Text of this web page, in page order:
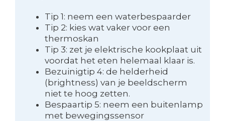
Tip 1: neem een waterbespaarder
Tip 2: kies wat vaker voor een
thermoskan
Tip 3: zet je elektrische kookplaat uit
voordat het eten helemaal klaar is.
Bezuinigtip 4: de helderheid
(brightness) van je beeldscherm
niet te hoog zetten.
Bespaartip 5: neem een buitenlamp
met bewegingssensor